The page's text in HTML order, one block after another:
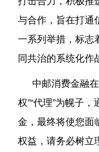
与合作，旨在打通
一系列举措，标志
同共治的系统化作
中邮消费金融
权”“代理”为幌子
金，最终将使您面
权益，请务必树立